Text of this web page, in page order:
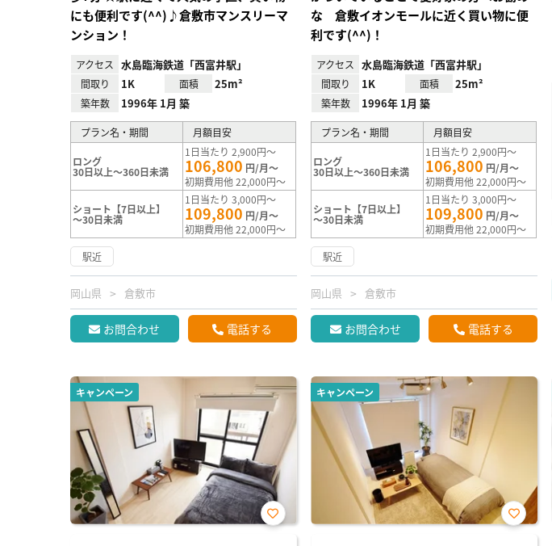
にも便利です(^^)♪倉敷市マンスリーマ
ンション！
アクセス 水島臨海鉄道「西富井駅」
間取り 1K 面積 25m²
築年数 1996年 1月 築
プラン名・期間 月額目安
ロング
30日以上～360日未満
1日当たり 2,900円～
106,800 円/月～
初期費用他 22,000円～
ショート【7日以上】
～30日未満
1日当たり 3,000円～
109,800 円/月～
初期費用他 22,000円～
駅近
岡山県 倉敷市
お問合わせ 電話する
な 倉敷イオンモールに近く買い物に便
利です(^^)！
アクセス 水島臨海鉄道「西富井駅」
間取り 1K 面積 25m²
築年数 1996年 1月 築
プラン名・期間 月額目安
ロング
30日以上～360日未満
1日当たり 2,900円～
106,800 円/月～
初期費用他 22,000円～
ショート【7日以上】
～30日未満
1日当たり 3,000円～
109,800 円/月～
初期費用他 22,000円～
駅近
岡山県 倉敷市
お問合わせ 電話する
キャンペーン
お気
キャンペーン
お気